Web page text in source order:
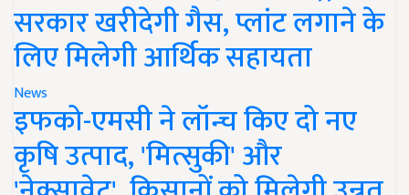
सरकार खरीदेगी गैस, प्लांट लगाने के
लिए मिलेगी आर्थिक सहायता
News
इफको-एमसी ने लॉन्च किए दो नए
कृषि उत्पाद, 'मित्सुकी' और